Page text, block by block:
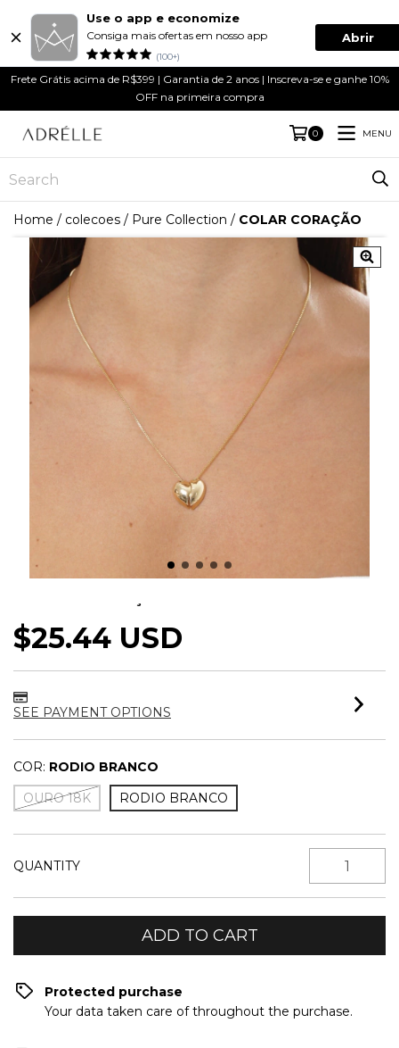
Use o app e economize
Consiga mais ofertas em nosso app
(100+)
Abrir
Frete Grátis acima de R$399 | Garantia de 2 anos | Inscreva-se e ganhe 10%
OFF na primeira compra
0 MENU
Home / colecoes / Pure Collection / COLAR CORAÇÃO
$25.44 USD
SEE PAYMENT OPTIONS
COR: RODIO BRANCO
OURO 18K
RODIO BRANCO
QUANTITY
Protected purchase
Your data taken care of throughout the purchase.